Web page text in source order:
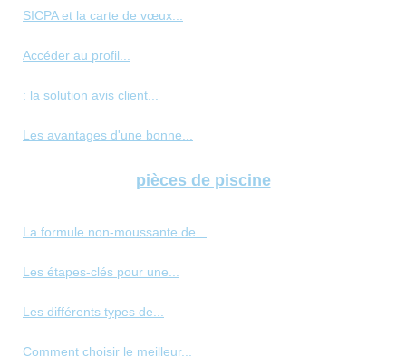
SICPA et la carte de vœux...
Accéder au profil...
: la solution avis client...
Les avantages d'une bonne...
pièces de piscine
La formule non-moussante de...
Les étapes-clés pour une...
Les différents types de...
Comment choisir le meilleur...